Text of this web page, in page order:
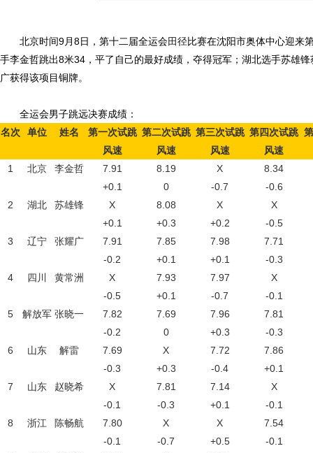
北京时间9月8日，第十二届全运会田径比赛在沈阳市奥体中心迎来
手李金哲跳出8米34，平了自己的最好成绩，夺得冠军；湖北选手苏雄
广获得该项目铜牌。
全运会男子跳远决赛成绩：
名次
单位 姓名 第一次试跳 第二次试跳 第三次试跳 第四次试跳
风速
风速 风速
风速
1
北京 李金哲 7.91 8.19 X
8.34
+0.1
0 -0.7
-0.6
2
湖北 苏雄锋 X 8.08 X
X
+0.1
+0.3 +0.2
-0.5
3
辽宁 张耀广 7.91 7.85 7.98
7.71
-0.2
+0.1 +0.1
-0.3
4
四川 黄常洲 X 7.93 7.97
X
-0.5
+0.1 -0.7
-0.1
5
解放军 张晓一 7.82 7.69 7.96
7.81
-0.2
0 +0.3
-0.3
6
山东 解雷 7.69 X 7.72
7.86
-0.3
+0.3 -0.4
+0.1
7
山东 赵晓希 X 7.81 7.14
X
-0.1
-0.3 +0.1
-0.1
8
浙江 陈畅航 7.80 X X
7.54
-0.1
-0.7 +0.5
-0.1